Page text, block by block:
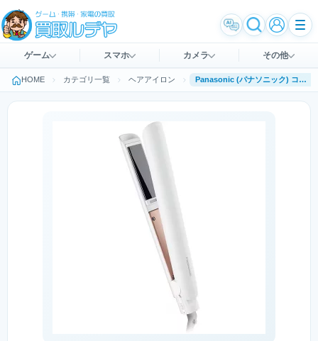
ゲーム スマホ カメラ その他
HOME カテゴリ一覧 ヘアアイロン Panasonic (パナソニック) コンパクトストレートアイロン EH-HV2A-W [白]